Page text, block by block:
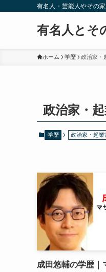
有名人・芸能人やその
有名人とそ
ホーム 学歴 政治家・
政治家・
学歴 政治家・起業
成田悠輔の学歴｜